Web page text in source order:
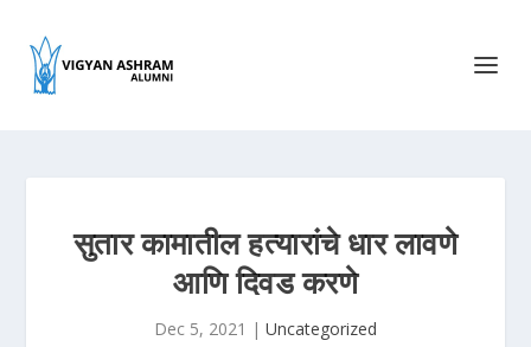
सुतार कामातील हत्यारांचे धार लावणे
आणि दिवड करणे
Dec 5, 2021 | Uncategorized